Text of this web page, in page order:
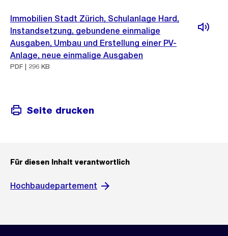
Immobilien Stadt Zürich, Schulanlage Hard,
Instandsetzung, gebundene einmalige
Ausgaben, Umbau und Erstellung einer PV-
Anlage, neue einmalige Ausgaben
PDF | 296 KB
Seite drucken
Für diesen Inhalt verantwortlich
Hochbaudepartement